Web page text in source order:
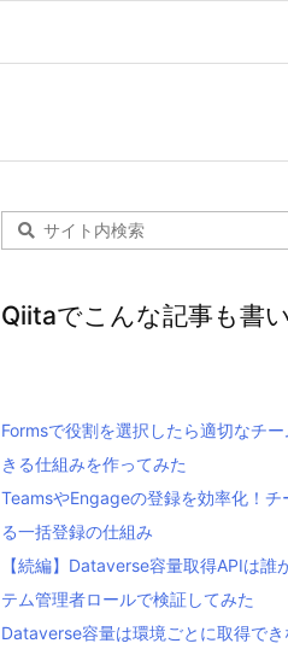
Qiitaでこんな記事も書
Formsで役割を選択したら適切なチ
きる仕組みを作ってみた
TeamsやEngageの登録を効率化！チ
る一括登録の仕組み
【続編】Dataverse容量取得APIは誰
テム管理者ロールで検証してみた
Dataverse容量は環境ごとに取得で